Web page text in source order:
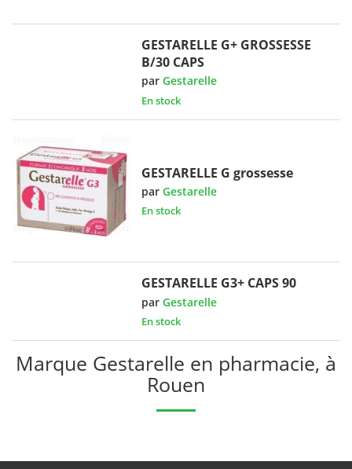
GESTARELLE G+ GROSSESSE
B/30 CAPS
parGestarelle
En stock
GESTARELLE G grossesse
parGestarelle
En stock
GESTARELLE G3+ CAPS 90
parGestarelle
En stock
Marque Gestarelle en pharmacie, à
Rouen